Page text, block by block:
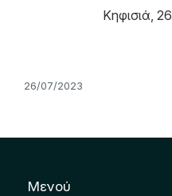
Κηφισιά,
26/07/2023
Μενού